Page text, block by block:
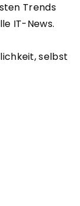
Trends
IT-News.
selbst